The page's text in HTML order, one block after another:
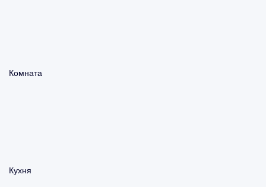
Комната
Кухня